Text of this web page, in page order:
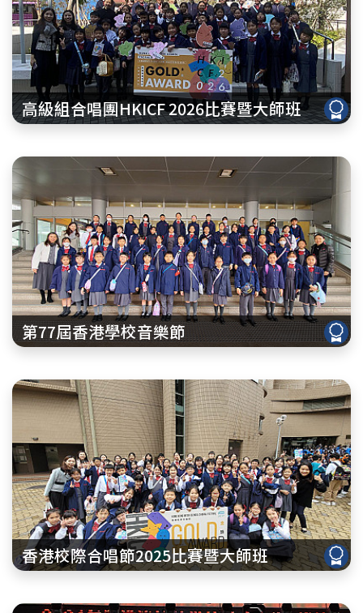
高級組合唱團HKICF 2026比賽暨大師班
第77屆香港學校音樂節
香港校際合唱節2025比賽暨大師班